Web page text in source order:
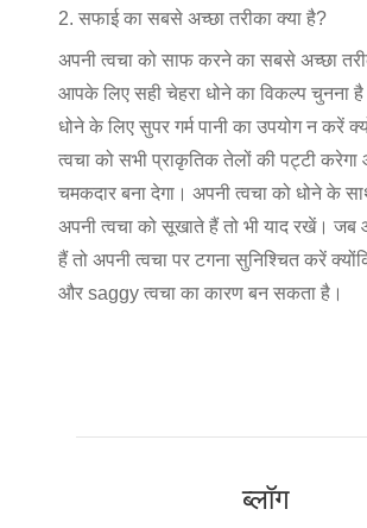
2. सफाई का सबसे अच्छा तरीका क्या है?
अपनी त्वचा को साफ करने का सबसे अच्छा
आपके लिए सही चेहरा धोने का विकल्प चुनना
धोने के लिए सुपर गर्म पानी का उपयोग न करें
त्वचा को सभी प्राकृतिक तेलों की पट्टी
चमकदार बना देगा। अपनी त्वचा को धोने के
अपनी त्वचा को सूखाते हैं तो भी याद रखें।
हैं तो अपनी त्वचा पर टगना सुनिश्चित करें
और saggy त्वचा का कारण बन सकता है।
ब्लॉग